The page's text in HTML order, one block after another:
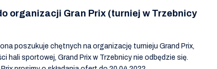
organizacji Gran Prix (turniej w Trzebnicy
poszukuje chętnych na organizację turnieju Grand Prix,
hali sportowej, Grand Prix w Trzebnicy nie odbędzie się.